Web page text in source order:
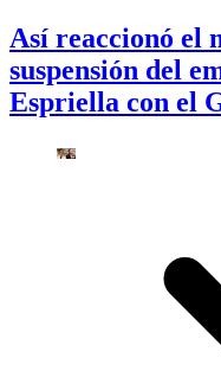
Así reaccionó el
suspensión del
Espriella con el